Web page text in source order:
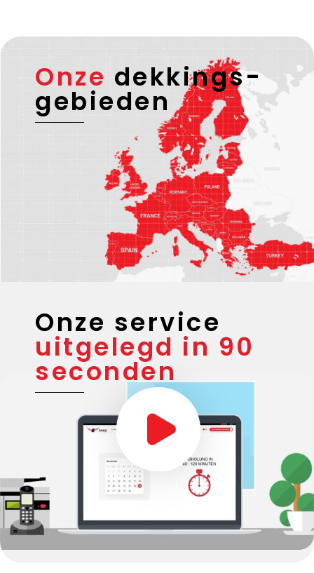
Onze dekkings-
gebieden
Onze service
uitgelegd in 90
seconden